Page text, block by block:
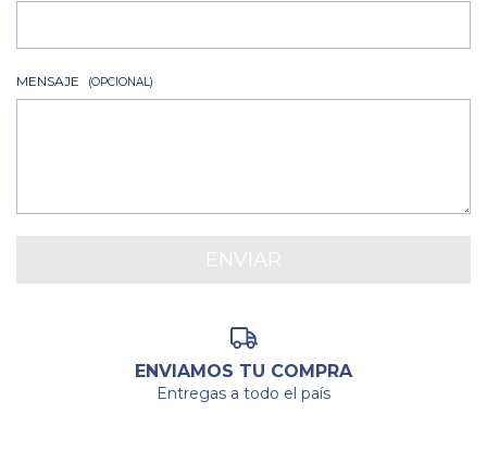
MENSAJE (OPCIONAL)
ENVIAMOS TU COMPRA
Entregas a todo el país